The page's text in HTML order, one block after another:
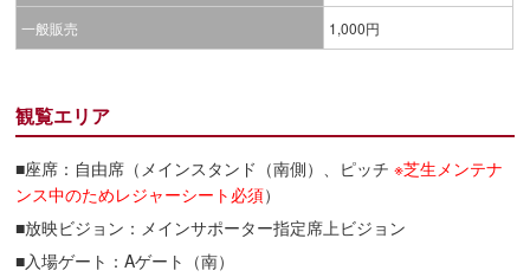
一般販売 1,000円
観覧エリア
■座席：自由席（メインスタンド（南側）、ピッチ※芝生メンテナ
ンス中のためレジャーシート必須）
■放映ビジョン：メインサポーター指定席上ビジョン
■入場ゲート：Aゲート（南）